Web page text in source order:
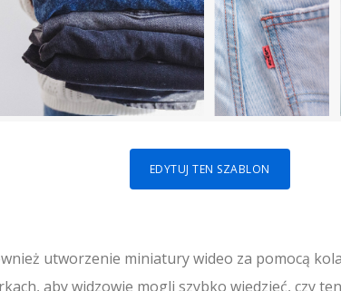
EDYTUJ TEN SZABLON
utworzenie miniatury wideo za pomocą
aby widzowie mogli szybko wiedzieć, czy